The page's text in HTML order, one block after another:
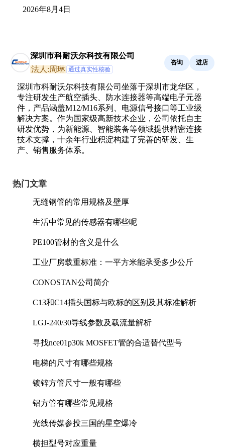
2026年8月4日
深圳市科耐沃尔科技有限公司
法人:周琳 通过真实性核验
咨询 进店
深圳市科耐沃尔科技有限公司坐落于深圳市龙华区，
专注研发生产航空插头、防水连接器等高端电子元器
件，产品涵盖M12/M16系列、电源信号接口等工业级
解决方案。作为国家级高新技术企业，公司依托自主
研发优势，为新能源、智能装备等领域提供精密连接
技术支撑，十余年行业积淀构建了完善的研发、生
产、销售服务体系。
热门文章
无缝钢管的常用规格及壁厚
生活中常见的传感器有哪些呢
PE100管材的含义是什么
工业厂房载重标准：一平方米能承受多少公斤
CONOSTAN公司简介
C13和C14插头国标与欧标的区别及其标准解析
LGJ-240/30导线参数及载流量解析
寻找nce01p30k MOSFET管的合适替代型号
电梯的尺寸有哪些规格
镀锌方管尺寸一般有哪些
铝方管有哪些常见规格
光线传媒参投三国的星空爆冷
横担型号对应重量